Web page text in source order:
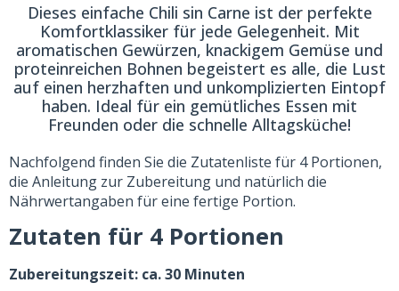
Dieses einfache Chili sin Carne ist der perfekte
Komfortklassiker für jede Gelegenheit. Mit
aromatischen Gewürzen, knackigem Gemüse und
proteinreichen Bohnen begeistert es alle, die Lust
auf einen herzhaften und unkomplizierten Eintopf
haben. Ideal für ein gemütliches Essen mit
Freunden oder die schnelle Alltagsküche!
Nachfolgend finden Sie die Zutatenliste für 4 Portionen,
die Anleitung zur Zubereitung und natürlich die
Nährwertangaben für eine fertige Portion.
Zutaten für 4 Portionen
Zubereitungszeit: ca. 30 Minuten